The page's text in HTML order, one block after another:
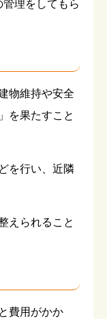
理をしてもら
物維持や安全
を果たすこと
を行い、近隣
えられること
費用がかか